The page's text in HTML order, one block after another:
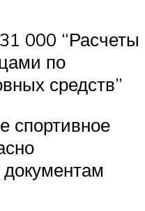
000 “Расчеты
по
средств”
спортивное